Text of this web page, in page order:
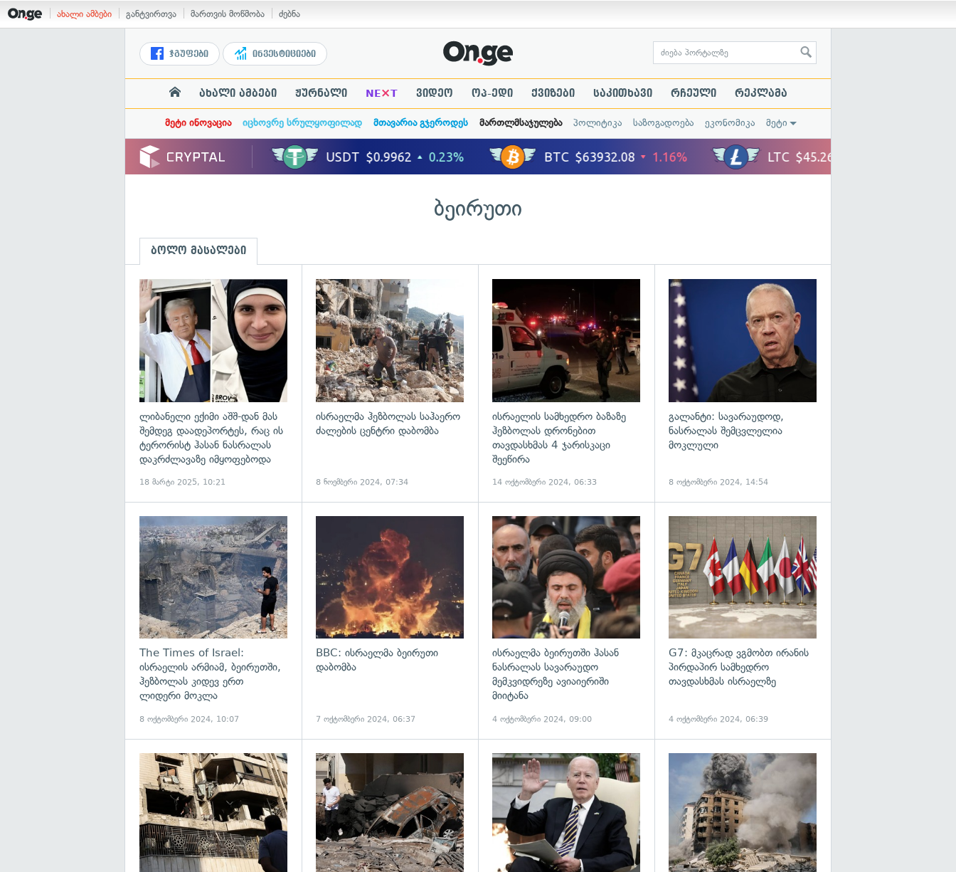
ახალი ამბები განტვირთვა მართვის მოწმობა ძებნა
ჯგუფები ინვესტიციები
ახალი ამბები ჟურნალი NE×T ვიდეო ოპ-ედი ქვიზები საკითხავი რჩეული რეკლამა
მეტი ინოვაცია იცხოვრე სრულყოფილად მთავარია გჯეროდეს მართლმსაჯულება პოლიტიკა საზოგადოება ეკონომიკა მეტი
ბეირუთი
ბოლო მასალები
გადახედვა
ლიბანელი ექიმი აშშ-დან მას
შემდეგ დაადეპორტეს, რაც ის
ტერორისტ ჰასან ნასრალას
დაკრძლავაზე იმყოფებოდა
18 მარტი 2025, 10:21
ისრაელმა ჰეზბოლას საჰაერო
ძალების ცენტრი დაბომბა
8 ნოემბერი 2024, 07:34
გადახედვა
ისრაელის სამხედრო ბაზაზე
ჰეზბოლას დრონებით
თავდასხმას 4 ჯარისკაცი
შეეწირა
14 ოქტომბერი 2024, 06:33
გალანტი: სავარაუდოდ,
ნასრალას შემცვლელია
მოკლული
8 ოქტომბერი 2024, 14:54
The Times of Israel:
ისრაელის არმიამ, ბეირუთში,
ჰეზბოლას კიდევ ერთ
ლიდერი მოკლა
8 ოქტომბერი 2024, 10:07
გადახედვა
BBC: ისრაელმა ბეირუთი
დაბომბა
7 ოქტომბერი 2024, 06:37
ისრაელმა ბეირუთში ჰასან
ნასრალას სავარაუდო
მემკვიდრეზე ავიაიერიში
მიიტანა
4 ოქტომბერი 2024, 09:00
G7: მკაცრად ვგმობთ ირანის
პირდაპირ სამხედრო
თავდასხმას ისრაელზე
4 ოქტომბერი 2024, 06:39
გადახედვა გადახედვა გადახედვა